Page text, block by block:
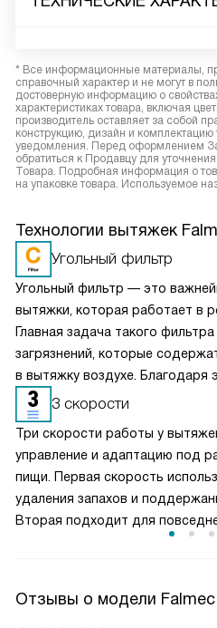
* Все информационные материалы,
справочный характер и не могут в
достоверную информацию о
характеристиках товара, включая
производитель оставляет за собой
конструкцию, дизайн и комплектацию
уведомления. Перед оформлением
обратиться к Продавцу для
Товара. Подробная информация о
на упаковке товара. Используемое
Технологии вытяжек
Угольный фильтр
Угольный фильтр — это
вытяжки, которая работает в
Главная задача такого
загрязнений, которые
в вытяжку воздухе. Благодаря
очищается более качественно.
необходимо часто заменять —
четыре месяца.
3 скорости
Три скорости работы у
управление и адаптацию под
пищи. Первая скорость
удаления запахов и
Вторая подходит для
контролировать уровень шума
Отзывы о модели Falmec